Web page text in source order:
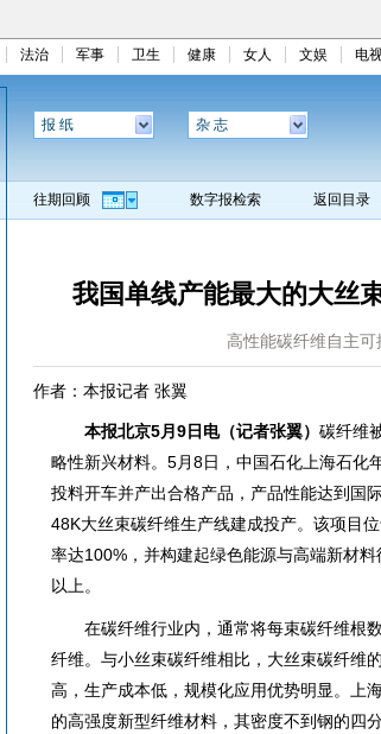
法治 军事 卫生 健康 女人 文娱 电
报 纸 杂 志
往期回顾 数字报检索 返回目录
我国单线产能最大的大丝
高性能碳纤维自主
作者：本报记者 张翼
本报北京5月9日电（记者张翼） 碳纤维
略性新兴材料。5月8日，中国石化上海石化
投料开车并产出合格产品，产品性能达到国
48K大丝束碳纤维生产线建成投产。该项目
率达100%，并构建起绿色能源与高端新材
以上。
在碳纤维行业内，通常将每束碳纤维根
纤维。与小丝束碳纤维相比，大丝束碳纤维
高，生产成本低，规模化应用优势明显。上
的高强度新型纤维材料，其密度不到钢的四